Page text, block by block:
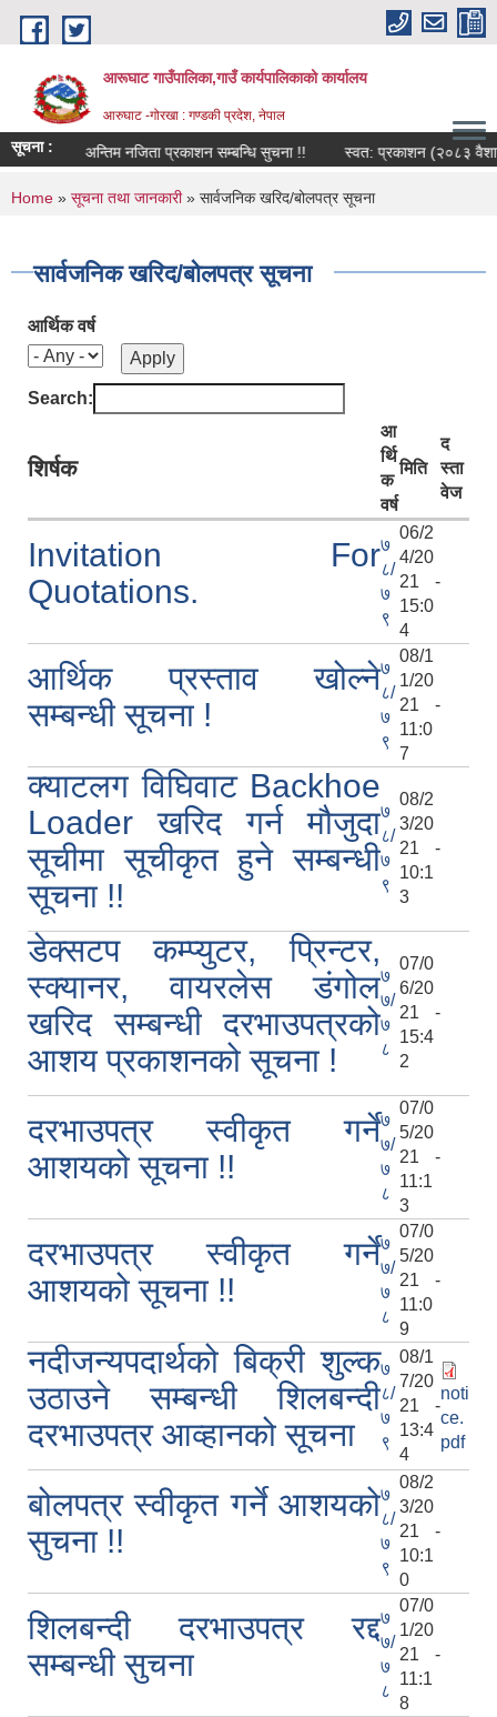
Skip to main content
आरूघाट गाउँपालिका,गाउँ कार्यपालिकाको कार्यालय
आरुघाट -गोरखा : गण्डकी प्रदेश, नेपाल
सूचना :अन्तिम नजिता प्रकाशन सम्बन्धि सुचना !! स्वत: प्रकाशन (२०८३ वैशाख १
You are here
Home » सूचना तथा जानकारी» सार्वजनिक खरिद/बोलपत्र सूचना
सार्वजनिक खरिद/बोलपत्र सूचना
आर्थिक वर्ष
Search:
शिर्षक
आ
र्थि
क
वर्ष
मिति
द
स्ता
वेज
Invitation For
Quotations.
७
८/
७
९
06/2
4/20
21 -
15:0
4
आर्थिक प्रस्ताव खोल्ने
सम्बन्धी सूचना !
७
८/
७
९
08/1
1/20
21 -
11:0
7
क्याटलग विघिवाट Backhoe
Loader खरिद गर्न मौजुदा
सूचीमा सूचीकृत हुने सम्बन्धी
सूचना !!
७
८/
७
९
08/2
3/20
21 -
10:1
3
डेक्सटप कम्प्युटर, प्रिन्टर,
स्क्यानर, वायरलेस डंगोल
खरिद सम्बन्धी दरभाउपत्रको
आशय प्रकाशनको सूचना !
७
७/
७
८
07/0
6/20
21 -
15:4
2
दरभाउपत्र स्वीकृत गर्ने
आशयको सूचना !!
७
७/
७
८
07/0
5/20
21 -
11:1
3
दरभाउपत्र स्वीकृत गर्ने
आशयको सूचना !!
७
७/
७
८
07/0
5/20
21 -
11:0
9
नदीजन्यपदार्थको बिक्री शुल्क
उठाउने सम्बन्धी शिलबन्दी
दरभाउपत्र आव्हानको सूचना
७
८/
७
९
08/1
7/20
21 -
13:4
4
noti
ce.
pdf
बोलपत्र स्वीकृत गर्ने आशयको
सुचना !!
७
८/
७
९
08/2
3/20
21 -
10:1
0
शिलबन्दी दरभाउपत्र रद्द
सम्बन्धी सुचना
७
७/
७
८
07/0
1/20
21 -
11:1
8